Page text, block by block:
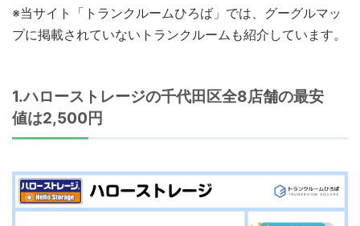
※当サイト「トランクルームひろば」では、グーグルマッ
プに掲載されていないトランクルームも紹介しています。
1.ハローストレージの千代田区全8店舗の最安
値は2,500円